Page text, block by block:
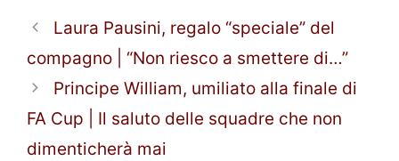
Laura Pausini, regalo “speciale” del
compagno | “Non riesco a smettere di…”
Principe William, umiliato alla finale di
FA Cup | Il saluto delle squadre che non
dimenticherà mai